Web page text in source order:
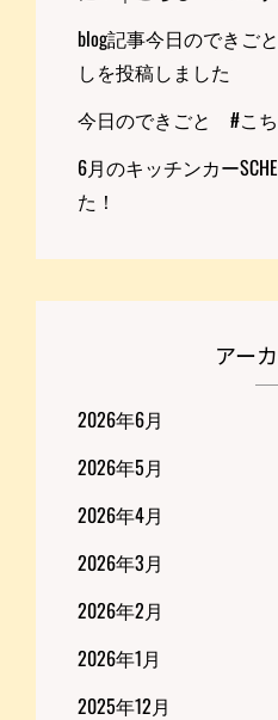
blog記事今日のできご
しを投稿しました
今日のできごと #こ
6月のキッチンカー
た！
アー
2026年6月
2026年5月
2026年4月
2026年3月
2026年2月
2026年1月
2025年12月